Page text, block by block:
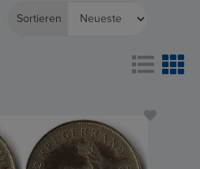
Sortieren